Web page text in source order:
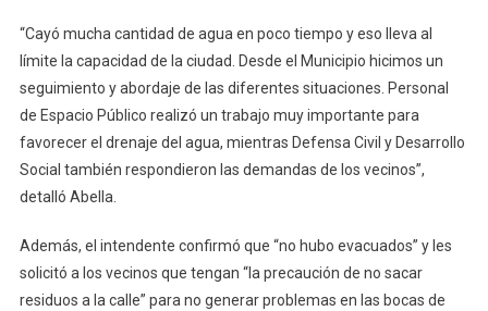
“Cayó mucha cantidad de agua en poco tiempo y eso lleva al
límite la capacidad de la ciudad. Desde el Municipio hicimos un
seguimiento y abordaje de las diferentes situaciones. Personal
de Espacio Público realizó un trabajo muy importante para
favorecer el drenaje del agua, mientras Defensa Civil y Desarrollo
Social también respondieron las demandas de los vecinos”,
detalló Abella.
Además, el intendente confirmó que “no hubo evacuados” y les
solicitó a los vecinos que tengan “la precaución de no sacar
residuos a la calle” para no generar problemas en las bocas de